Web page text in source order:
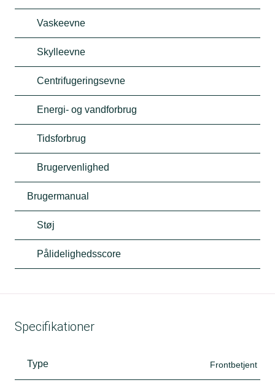
Vaskeevne
Skylleevne
Centrifugeringsevne
Energi- og vandforbrug
Tidsforbrug
Brugervenlighed
Brugermanual
Støj
Pålidelighedsscore
Specifikationer
Type Frontbetjent